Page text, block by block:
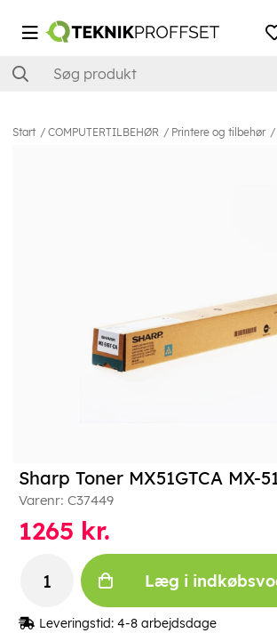
Start COMPUTERTILBEHØR Printere og tilbehør
Sharp Toner MX51GTCA MX-
Varenr: C37449
1265 kr.
Læg i
Leveringstid: 4-8 arbejdsdage